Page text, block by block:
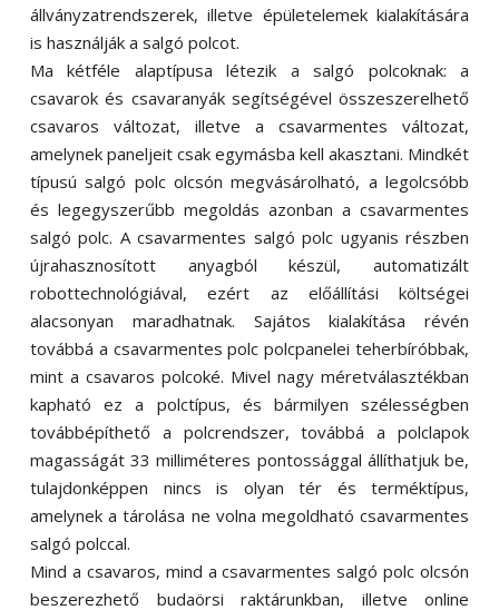
állványzatrendszerek, illetve épületelemek kialakítására
is használják a salgó polcot.
Ma kétféle alaptípusa létezik a salgó polcoknak: a
csavarok és csavaranyák segítségével összeszerelhető
csavaros változat, illetve a csavarmentes változat,
amelynek paneljeit csak egymásba kell akasztani. Mindkét
típusú salgó polc olcsón megvásárolható, a legolcsóbb
és legegyszerűbb megoldás azonban a csavarmentes
salgó polc. A csavarmentes salgó polc ugyanis részben
újrahasznosított anyagból készül, automatizált
robottechnológiával, ezért az előállítási költségei
alacsonyan maradhatnak. Sajátos kialakítása révén
továbbá a csavarmentes polc polcpanelei teherbíróbbak,
mint a csavaros polcoké. Mivel nagy méretválasztékban
kapható ez a polctípus, és bármilyen szélességben
továbbépíthető a polcrendszer, továbbá a polclapok
magasságát 33 milliméteres pontossággal állíthatjuk be,
tulajdonképpen nincs is olyan tér és terméktípus,
amelynek a tárolása ne volna megoldható csavarmentes
salgó polccal.
Mind a csavaros, mind a csavarmentes salgó polc olcsón
beszerezhető budaörsi raktárunkban, illetve online